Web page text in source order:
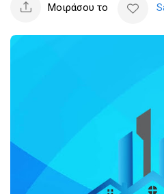
Μοιράσου το